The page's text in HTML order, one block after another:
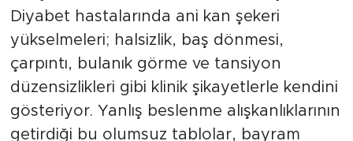
Diyabet hastalarında ani kan şekeri
yükselmeleri; halsizlik, baş dönmesi,
çarpıntı, bulanık görme ve tansiyon
düzensizlikleri gibi klinik şikayetlerle kendini
gösteriyor. Yanlış beslenme alışkanlıklarının
getirdiği bu olumsuz tablolar, bayram